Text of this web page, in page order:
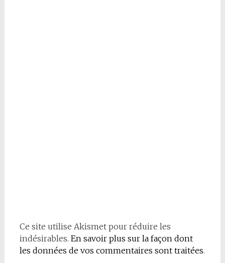
Ce site utilise Akismet pour réduire les
indésirables. En savoir plus sur la façon dont
les données de vos commentaires sont traitées.